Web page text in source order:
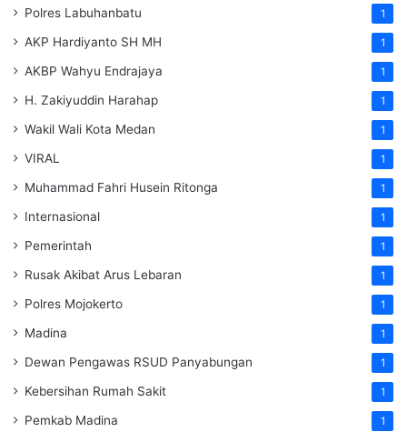
Polres Labuhanbatu 1
AKP Hardiyanto SH MH 1
AKBP Wahyu Endrajaya 1
H. Zakiyuddin Harahap 1
Wakil Wali Kota Medan 1
VIRAL 1
Muhammad Fahri Husein Ritonga 1
Internasional 1
Pemerintah 1
Rusak Akibat Arus Lebaran 1
Polres Mojokerto 1
Madina 1
Dewan Pengawas RSUD Panyabungan 1
Kebersihan Rumah Sakit 1
Pemkab Madina 1